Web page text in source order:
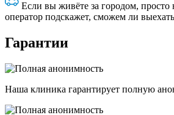
Если вы живёте за городом, просто
оператор подскажет, сможем ли
Гарантии
Наша клиника гарантирует полную